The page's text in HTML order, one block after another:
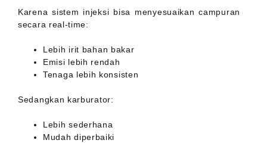
Karena sistem injeksi bisa menyesuaikan campuran
secara real-time:
Lebih irit bahan bakar
Emisi lebih rendah
Tenaga lebih konsisten
Sedangkan karburator:
Lebih sederhana
Mudah diperbaiki